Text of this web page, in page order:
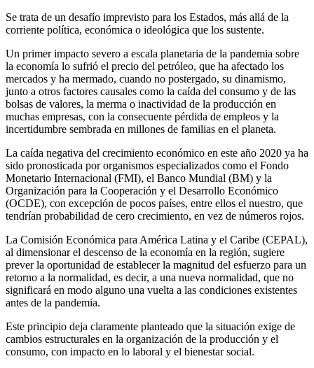
Se trata de un desafío imprevisto para los Estados, más allá de la
corriente política, económica o ideológica que los sustente.
Un primer impacto severo a escala planetaria de la pandemia sobre
la economía lo sufrió el precio del petróleo, que ha afectado los
mercados y ha mermado, cuando no postergado, su dinamismo,
junto a otros factores causales como la caída del consumo y de las
bolsas de valores, la merma o inactividad de la producción en
muchas empresas, con la consecuente pérdida de empleos y la
incertidumbre sembrada en millones de familias en el planeta.
La caída negativa del crecimiento económico en este año 2020 ya ha
sido pronosticada por organismos especializados como el Fondo
Monetario Internacional (FMI), el Banco Mundial (BM) y la
Organización para la Cooperación y el Desarrollo Económico
(OCDE), con excepción de pocos países, entre ellos el nuestro, que
tendrían probabilidad de cero crecimiento, en vez de números rojos.
La Comisión Económica para América Latina y el Caribe (CEPAL),
al dimensionar el descenso de la economía en la región, sugiere
prever la oportunidad de establecer la magnitud del esfuerzo para un
retorno a la normalidad, es decir, a una nueva normalidad, que no
significará en modo alguno una vuelta a las condiciones existentes
antes de la pandemia.
Este principio deja claramente planteado que la situación exige de
cambios estructurales en la organización de la producción y el
consumo, con impacto en lo laboral y el bienestar social.